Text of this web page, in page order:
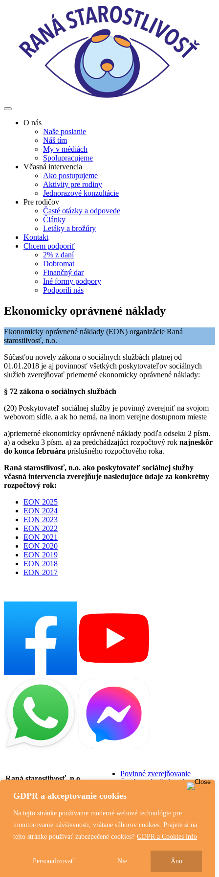
GDPR a akceptovanie cookies
Na tejto stránke používame moderné webové technológie pre
monitorovanie návštevnosti, vrátane súborov cookies. Prajete si na
tejto stránke používať zabezpečené cookies? GDPR a Cookies info
Personalizovať Nie Áno
O nás
Naše poslanie
Náš tím
My v médiách
Spolupracujeme
Včasná intervencia
Ako postupujeme
Aktivity pre rodiny
Jednorazové konzultácie
Pre rodičov
Časté otázky a odpovede
Články
Letáky a brožúry
Kontakt
Chcem podporiť
2% z daní
Dobromat
Finančný dar
Iné formy podpory
Podporili nás
Ekonomicky oprávnené náklady
Ekonomicky oprávnené náklady (EON) organizácie Raná
starostlivosť, n.o.
Súčasťou novely zákona o sociálnych službách platnej od
01.01.2018 je aj povinnosť všetkých poskytovateľov sociálnych
služieb zverejňovať priemerné ekonomicky oprávnené náklady:
§ 72 zákona o sociálnych službách
(20) Poskytovateľ sociálnej služby je povinný zverejniť na svojom
webovom sídle, a ak ho nemá, na inom verejne dostupnom mieste
a)priemerné ekonomicky oprávnené náklady podľa odseku 2 písm.
a) a odseku 3 písm. a) za predchádzajúci rozpočtový rok najneskôr
do konca februára príslušného rozpočtového roka.
Raná starostlivosť, n.o. ako poskytovateľ sociálnej služby
včasná intervencia zverejňuje nasledujúce údaje za konkrétny
rozpočtový rok:
EON 2025
EON 2024
EON 2023
EON 2022
EON 2021
EON 2020
EON 2019
EON 2018
EON 2017
Raná starostlivosť, n.o.
Tbiliská 6, 831 06
+421 908 626 001
info@ranastarostlivost.sk
Povinné zverejňovanie
Štatút a výročné správy
Ekonomicky oprávnené
náklady
Tlačivá a žiadosti na
stiahnutie
GDPR a Cookies
© 2009 - 2026 Všetky práva vyhradené Raná starostlivosť, n.o.